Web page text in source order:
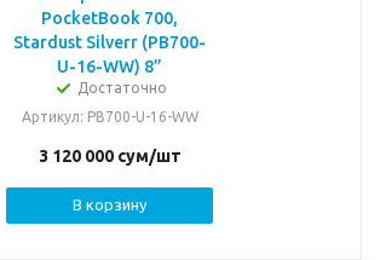
PocketBook 700,
Stardust Silverr (PB700-
U-16-WW) 8”
Достаточно
Артикул: PB700-U-16-WW
3 120 000сум/шт
В корзину